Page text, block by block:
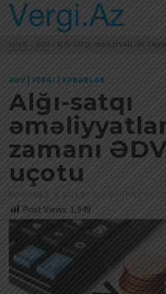
HOME » ƏDV » ALĞI-SATQI ƏMƏLIYYATLARI
ƏDV | VERGI | XƏBƏRLƏR
Alğı-satqı
zamanı
uçotu
NOVEMBER 4, 2021 BY ACCOUNTING
Post Views: 1,949